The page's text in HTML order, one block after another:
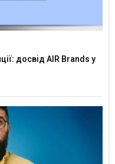
досвід AIR Brands у